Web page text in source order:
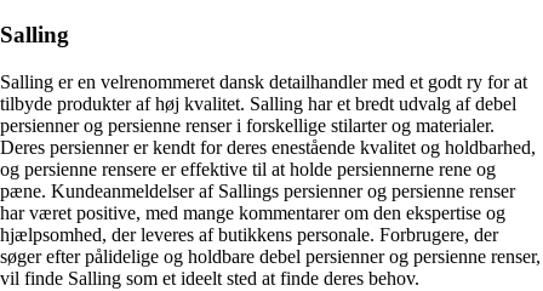
Salling
Salling er en velrenommeret dansk detailhandler med et godt ry for at
tilbyde produkter af høj kvalitet. Salling har et bredt udvalg af debel
persienner og persienne renser i forskellige stilarter og materialer.
Deres persienner er kendt for deres enestående kvalitet og holdbarhed,
og persienne rensere er effektive til at holde persiennerne rene og
pæne. Kundeanmeldelser af Sallings persienner og persienne renser
har været positive, med mange kommentarer om den ekspertise og
hjælpsomhed, der leveres af butikkens personale. Forbrugere, der
søger efter pålidelige og holdbare debel persienner og persienne renser,
vil finde Salling som et ideelt sted at finde deres behov.